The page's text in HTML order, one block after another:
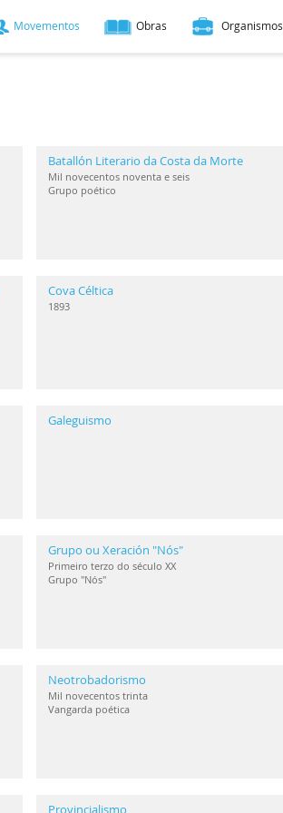
Movementos Obras Organismos
Batallón Literario da Costa da Morte
Mil novecentos noventa e seis
Grupo poético
Cova Céltica
1893
Galeguismo
Grupo ou Xeración "Nós"
Primeiro terzo do século XX
Grupo "Nós"
Neotrobadorismo
Mil novecentos trinta
Vangarda poética
Provincialismo